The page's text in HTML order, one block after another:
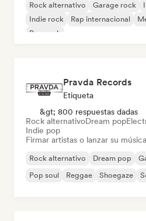
Rock alternativo Garage rock
Indie rock
Rap internacional
Pop rock
Pravda Records
Etiqueta
&gt; 800 respuestas dadas
Rock alternativoDream pop
Indie pop
Firmar artistas o lanzar su música
Rock alternativo Dream pop
Pop soul
Reggae Shoegaze